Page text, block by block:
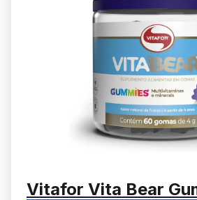
Vitafor Vita Bear